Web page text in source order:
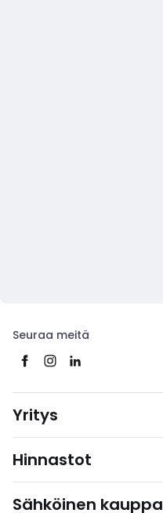
Seuraa meitä
Yritys
Hinnastot
Sähköinen kauppa